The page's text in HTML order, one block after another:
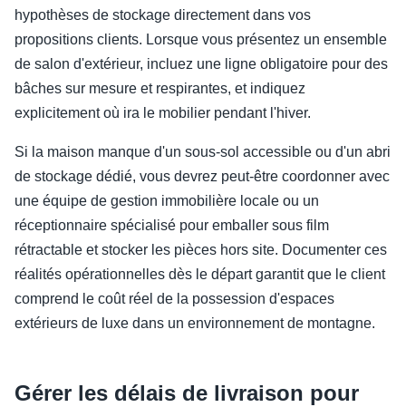
hypothèses de stockage directement dans vos
propositions clients. Lorsque vous présentez un ensemble
de salon d'extérieur, incluez une ligne obligatoire pour des
bâches sur mesure et respirantes, et indiquez
explicitement où ira le mobilier pendant l'hiver.
Si la maison manque d'un sous-sol accessible ou d'un abri
de stockage dédié, vous devrez peut-être coordonner avec
une équipe de gestion immobilière locale ou un
réceptionnaire spécialisé pour emballer sous film
rétractable et stocker les pièces hors site. Documenter ces
réalités opérationnelles dès le départ garantit que le client
comprend le coût réel de la possession d'espaces
extérieurs de luxe dans un environnement de montagne.
Gérer les délais de livraison pour